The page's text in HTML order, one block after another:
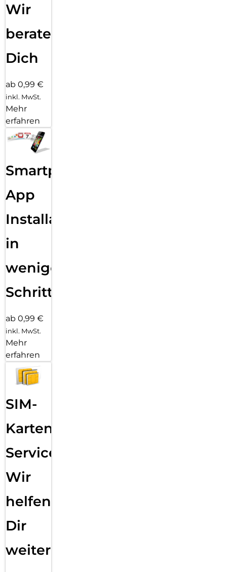
Wir
beraten
Dich
ab 0,99 €
inkl. MwSt.
Mehr
erfahren
Smartphone
App
Installation
in
wenigen
Schritten
ab 0,99 €
inkl. MwSt.
Mehr
erfahren
SIM-
Karten
Service:
Wir
helfen
Dir
weiter